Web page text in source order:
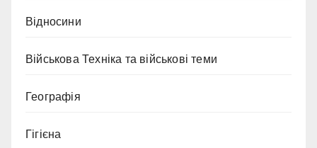
Відносини
Військова Техніка та військові теми
Географія
Гігієна